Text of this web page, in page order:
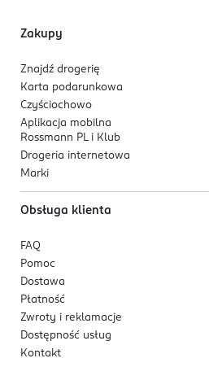
Zakupy
Znajdź drogerię
Karta podarunkowa
Czyściochowo
Aplikacja mobilna
Rossmann PL i Klub
Drogeria internetowa
Marki
Obsługa klienta
FAQ
Pomoc
Dostawa
Płatność
Zwroty i reklamacje
Dostępność usług
Kontakt